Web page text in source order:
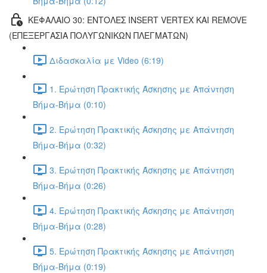
ΚΕΦΑΛΑΙΟ 30: ΕΝΤΟΛΕΣ INSERT VERTEX ΚΑΙ REMOVE
(ΕΠΕΞΕΡΓΑΣΙΑ ΠΟΛΥΓΩΝΙΚΩΝ ΠΛΕΓΜΑΤΩΝ)
Διδασκαλία με Video (6:19)
1. Ερώτηση Πρακτικής Άσκησης με Απάντηση
Βήμα-Βήμα (0:10)
2. Ερώτηση Πρακτικής Άσκησης με Απάντηση
Βήμα-Βήμα (0:32)
3. Ερώτηση Πρακτικής Άσκησης με Απάντηση
Βήμα-Βήμα (0:26)
4. Ερώτηση Πρακτικής Άσκησης με Απάντηση
Βήμα-Βήμα (0:28)
5. Ερώτηση Πρακτικής Άσκησης με Απάντηση
Βήμα-Βήμα (0:19)